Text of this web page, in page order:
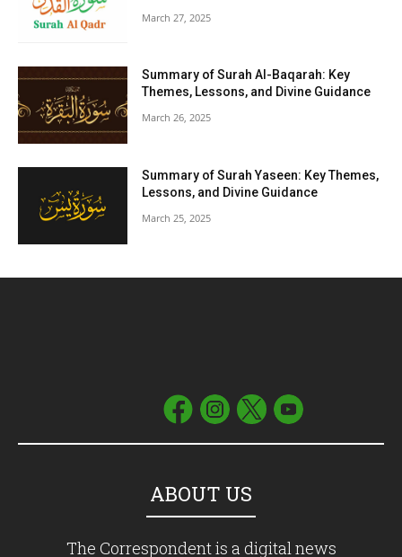
March 27, 2025
Summary of Surah Al-Baqarah: Key
Themes, Lessons, and Divine Guidance
March 26, 2025
Summary of Surah Yaseen: Key Themes,
Lessons, and Divine Guidance
March 25, 2025
ABOUT US
The Correspondent is a digital news